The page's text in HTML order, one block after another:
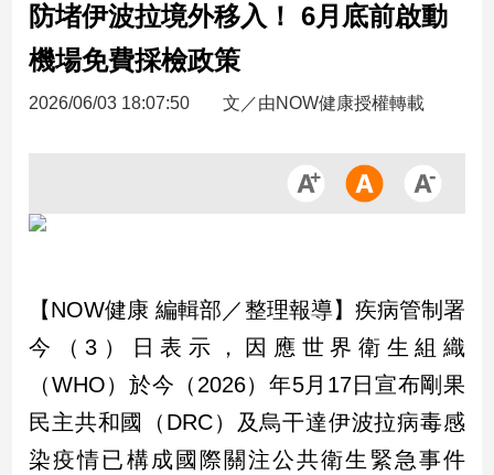
台
財
新
股
市
地
產
品
觀
點
防堵伊波拉境外移入！ 6月底前啟動
機場免費採檢政策
2026/06/03 18:07:50 文／由NOW健康授權轉載
【NOW健康 編輯部／整理報導】疾病管制署
今（3）日表示，因應世界衛生組織
（WHO）於今（2026）年5月17日宣布剛果
民主共和國（DRC）及烏干達伊波拉病毒感
染疫情已構成國際關注公共衛生緊急事件